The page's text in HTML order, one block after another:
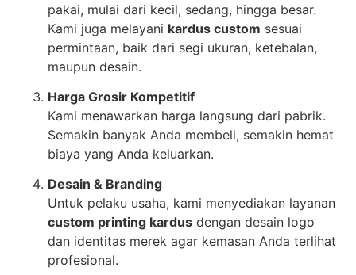
pakai, mulai dari kecil, sedang, hingga besar.
Kami juga melayani kardus custom sesuai
permintaan, baik dari segi ukuran, ketebalan,
maupun desain.
Harga Grosir Kompetitif
Kami menawarkan harga langsung dari pabrik.
Semakin banyak Anda membeli, semakin hemat
biaya yang Anda keluarkan.
Desain & Branding
Untuk pelaku usaha, kami menyediakan layanan
custom printing kardus dengan desain logo
dan identitas merek agar kemasan Anda terlihat
profesional.